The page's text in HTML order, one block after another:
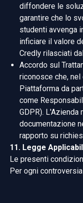
diffondere le
garantire che lo
studenti avvenga
inficiare il valore
Credly rilasciati
Accordo sul
riconosce che,
Piattaforma da
come
GDPR).
documentazione
rapporto su
11. Legge
Le presenti
Per ogni